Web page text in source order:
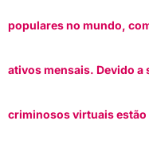
populares no mundo,
ativos mensais. Devido
criminosos virtuais